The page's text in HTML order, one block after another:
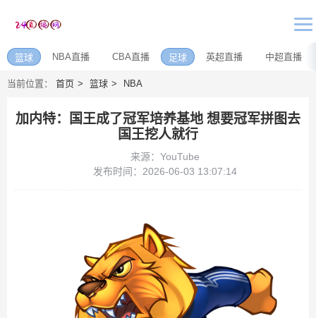
篮球 NBA直播 CBA直播 足球 英超直播 中超直播
当前位置： 首页 篮球 NBA
加内特：国王成了冠军培养基地 想要冠军拼图去
国王挖人就行
来源：YouTube
发布时间：2026-06-03 13:07:14